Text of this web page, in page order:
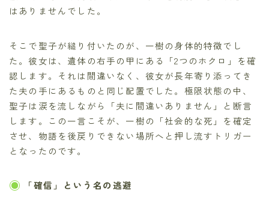
はありませんでした。
そこで聖子が縋り付いたのが、一樹の身体的特徴でし
た。彼女は、遺体の右手の甲にある「2つのホクロ」を確
認します。それは間違いなく、彼女が長年寄り添ってき
た夫の手にあるものと同じ配置でした。極限状態の中、
聖子は涙を流しながら「夫に間違いありません」と断言
します。この一言こそが、一樹の「社会的な死」を確定
させ、物語を後戻りできない場所へと押し流すトリガー
となったのです。
「確信」という名の逃避